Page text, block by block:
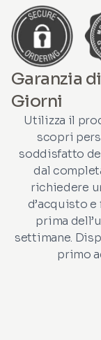
Garanzia
Giorni
Utilizza il
scopri
soddisfatto
dal
richiedere
d’acquisto
prima
settimane.
primo